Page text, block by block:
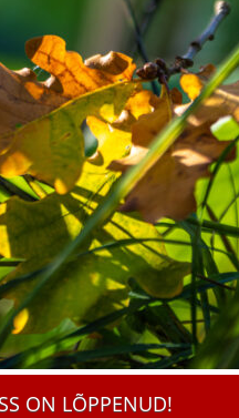
ON LÕPPENUD!